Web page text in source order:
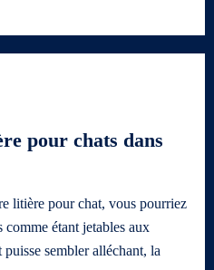
pour chats dans
litière pour chat, vous pourriez
comme étant jetables aux
sembler alléchant, la